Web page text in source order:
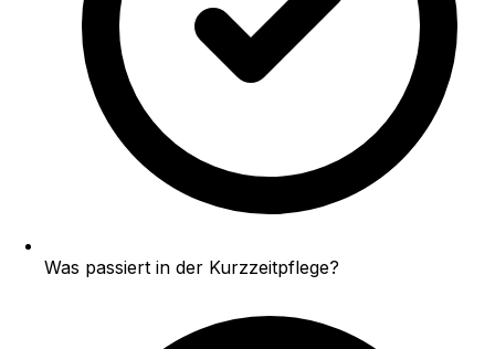
Was passiert in der Kurzzeitpflege?